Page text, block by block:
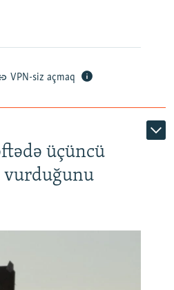
VPN-siz açmaq
üçüncü
vurduğunu